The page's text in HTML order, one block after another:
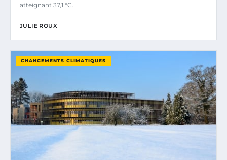
atteignant 37,1 °C.
JULIE ROUX
CHANGEMENTS CLIMATIQUES